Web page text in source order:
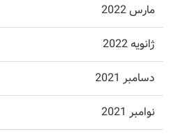
مارس 2022
ژانویه 2022
دسامبر 2021
نوامبر 2021